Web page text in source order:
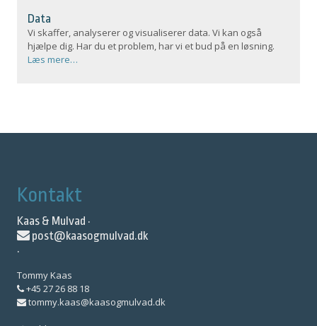
Data
Vi skaffer, analyserer og visualiserer data. Vi kan også
hjælpe dig. Har du et problem, har vi et bud på en løsning.
Læs mere…
Kontakt
Kaas & Mulvad ·
post@kaasogmulvad.dk
·
Tommy Kaas
+45 27 26 88 18
tommy.kaas@kaasogmulvad.dk